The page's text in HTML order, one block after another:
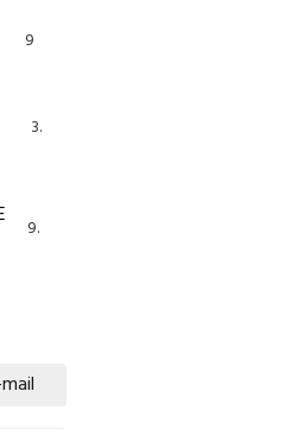
9
3
9